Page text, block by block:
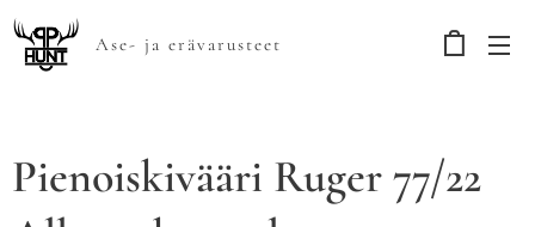
Ase- ja erävarusteet
Pienoiskivääri Ruger 77/22